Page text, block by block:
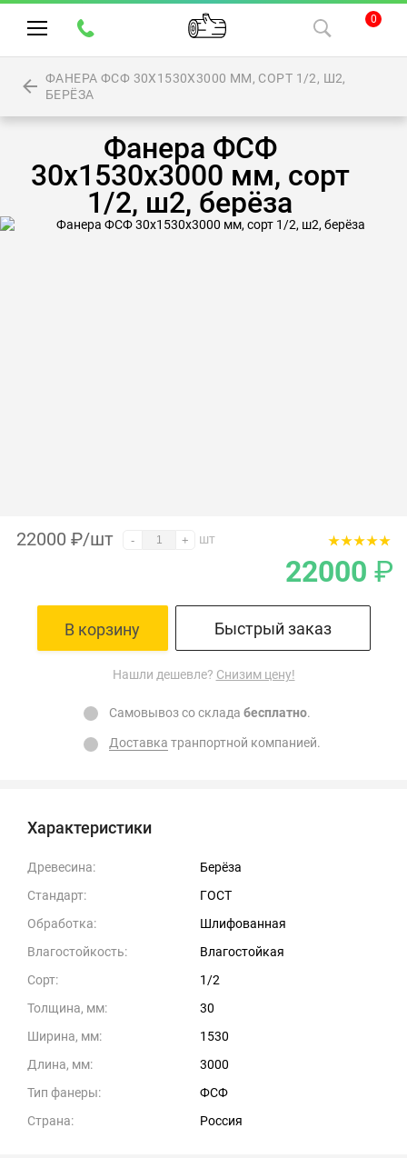
0
ФАНЕРА ФСФ 30Х1530Х3000 ММ, СОРТ 1/2, Ш2,
БЕРЁЗА
Фанера ФСФ
30х1530х3000 мм, сорт
1/2, ш2, берёза
Характеристики
Древесина:
Берёза
Стандарт:
ГОСТ
Обработка:
Шлифованная
Влагостойкость:
Влагостойкая
Сорт:
1/2
Толщина, мм:
30
Ширина, мм:
1530
Длина, мм:
3000
Тип фанеры:
ФСФ
Страна:
Россия
22000 ₽/шт - + шт
22000 ₽
В корзину Быстрый заказ
Нашли дешевле? Снизим цену!
Самовывоз со склада бесплатно.
Доставка транпортной компанией.